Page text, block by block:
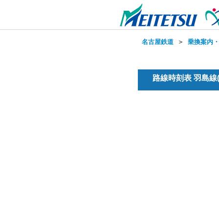
名古屋鉄道 ＞ 乗換案内
路線時刻表 羽島